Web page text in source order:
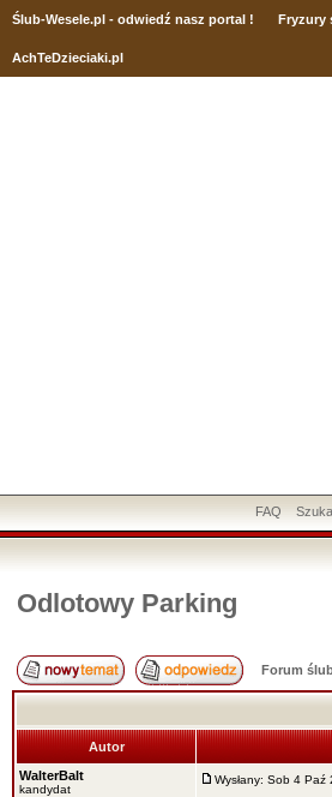
Ślub-Wesele.pl - odwiedź nasz portal ! Fryzury
AchTeDzieciaki.pl
FAQ
Odlotowy Parking
Forum
Autor
WalterBalt
kandydat
Wysłany: Sob 4 Paź